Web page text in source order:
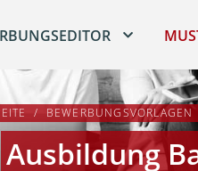
BEWERBUNGSVORLAGEN
Ausbildung